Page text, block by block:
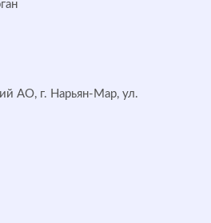
АО, г. Нарьян-Мар, ул.